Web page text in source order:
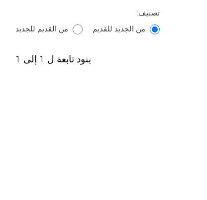
تصنيف:
من الجديد للقديم
من القديم للجديد
بنود تابعة ل 1 إلى 1